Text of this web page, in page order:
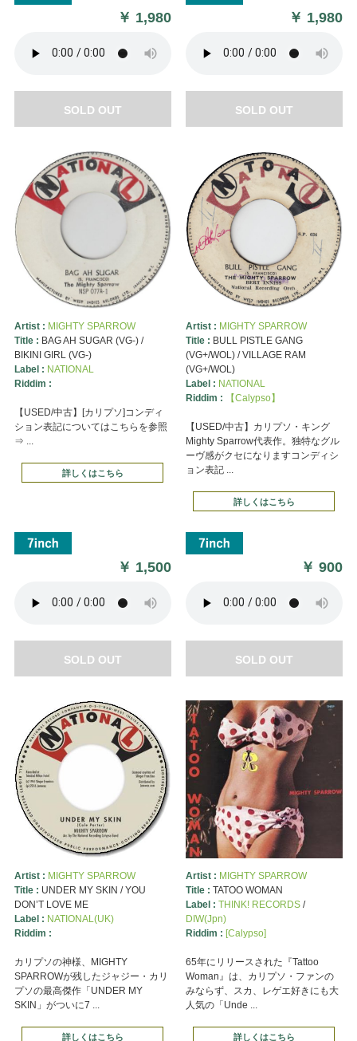
￥ 1,980
SOLD OUT
￥ 1,980
SOLD OUT
Artist : MIGHTY SPARROW
Title : BAG AH SUGAR (VG-) /
BIKINI GIRL (VG-)
Label : NATIONAL
Riddim :
【USED/中古】[カリプソ]コンディ
ション表記についてはこちらを参照
⇒ ...
詳しくはこちら
￥ 1,500
SOLD OUT
Artist : MIGHTY SPARROW
Title : BULL PISTLE GANG
(VG+/WOL) / VILLAGE RAM
(VG+/WOL)
Label : NATIONAL
Riddim :
【Calypso】
【USED/中古】カリプソ・キング
Mighty Sparrow代表作。独特なグル
ーヴ感がクセになりますコンディシ
ョン表記 ...
詳しくはこちら
￥900
SOLD OUT
Artist : MIGHTY SPARROW
Title : UNDER MY SKIN / YOU
DON’T LOVE ME
Label : NATIONAL(UK)
Riddim :
カリプソの神様、MIGHTY
SPARROWが残したジャジー・カリ
プソの最高傑作「UNDER MY
SKIN」がついに7 ...
詳しくはこちら
Artist : MIGHTY SPARROW
Title : TATOO WOMAN
Label : THINK! RECORDS/
DIW(Jpn)
Riddim : [Calypso]
65年にリリースされた『Tattoo
Woman』は、カリプソ・ファンの
みならず、スカ、レゲエ好きにも大
人気の「Unde ...
詳しくはこちら